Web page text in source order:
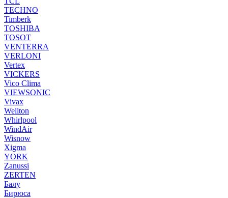
TECHNO
Timberk
TOSHIBA
TOSOT
VENTERRA
VERLONI
Vertex
VICKERS
Vico Clima
VIEWSONIC
Vivax
Wellton
Whirlpool
WindAir
Wisnow
Xigma
YORK
Zanussi
ZERTEN
Балу
Бирюса